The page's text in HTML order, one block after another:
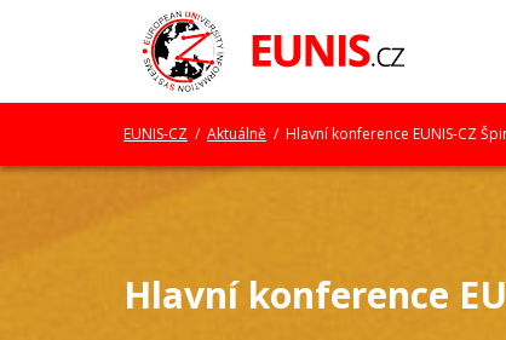
EUNIS-CZ / Aktuálně / Hlavní konference EUNIS-CZ
Hlavní konference